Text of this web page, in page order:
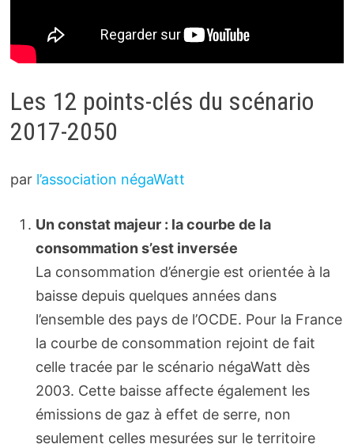
Les 12 points-clés du scénario
2017-2050
par l’association négaWatt
Un constat majeur : la courbe de la
consommation s’est inversée
La consommation d’énergie est orientée à la
baisse depuis quelques années dans
l’ensemble des pays de l’OCDE. Pour la France
la courbe de consommation rejoint de fait
celle tracée par le scénario négaWatt dès
2003. Cette baisse affecte également les
émissions de gaz à effet de serre, non
seulement celles mesurées sur le territoire